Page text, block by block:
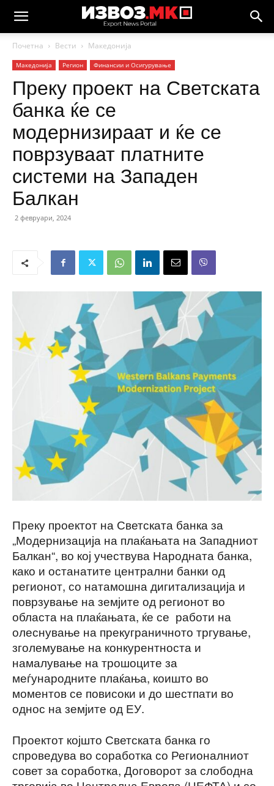
Почетна Вести Македонија
Македонија Регион Финансии и Осигурување
Преку проект на Светската
банка ќе се
модернизираат и ќе се
поврзуваат платните
системи на Западен
Балкан
2 февруари, 2024
Преку проектот на Светската банка за
„Модернизација на плаќањата на Западниот
Балкан“, во кој учествува Народната банка,
како и останатите централни банки од
регионот, со натамошна дигитализација и
поврзување на земјите од регионот во
областа на плаќањата, ќе се работи на
олеснување на прекуграничното тргување,
зголемување на конкурентноста и
намалување на трошоците за
меѓународните плаќања, коишто во
моментов се повисоки и до шестпати во
однос на земјите од ЕУ.
Проектот којшто Светската банка го
спроведува во соработка со Регионалниот
совет за соработка, Договорот за слободна